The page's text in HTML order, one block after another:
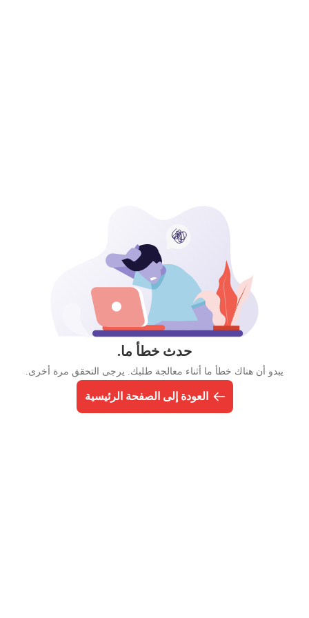
حدث خطأ ما.
يبدو أن هناك خطأ ما أثناء معالجة طلبك. يرجى التحقق مرة أخرى.
العودة إلى الصفحة الرئيسية